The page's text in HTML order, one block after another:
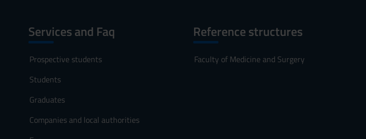
Services and Faq
Prospective students
Students
Graduates
Companies and local authorities
Reference structures
Faculty of Medicine and Surgery